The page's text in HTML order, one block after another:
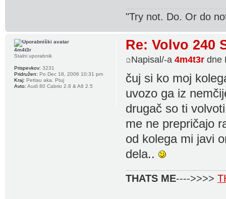
"Try not. Do. Or do
Re: Volvo 240
Napisal/-a4m4t3r dne
čuj si ko moj
uvozo ga iz
drugač so ti
me ne prepričajo
od kolega mi javi
dela..
THATS ME---->>>>
4m4t3r
Stalni uporabnik
Prispevkov: 3231
Pridružen: Po Dec 18, 2006 10:31 pm
Kraj: Pettau aka. Ptuj
Avto: Audi 80 Cabrio 2.8 & A6 2.5